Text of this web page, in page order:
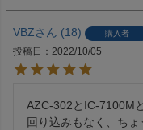
VBZ 18 購入者
投稿日
2022/10/05
AZC-302とIC-7100M
回り込みもなく、ちょ